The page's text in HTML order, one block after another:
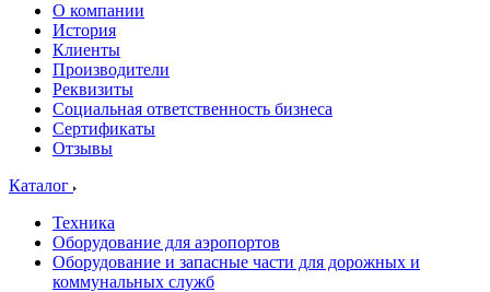
О компании
История
Клиенты
Производители
Реквизиты
Социальная ответственность бизнеса
Сертификаты
Отзывы
Каталог
Техника
Оборудование для аэропортов
Оборудование и запасные части для дорожных и
коммунальных служб